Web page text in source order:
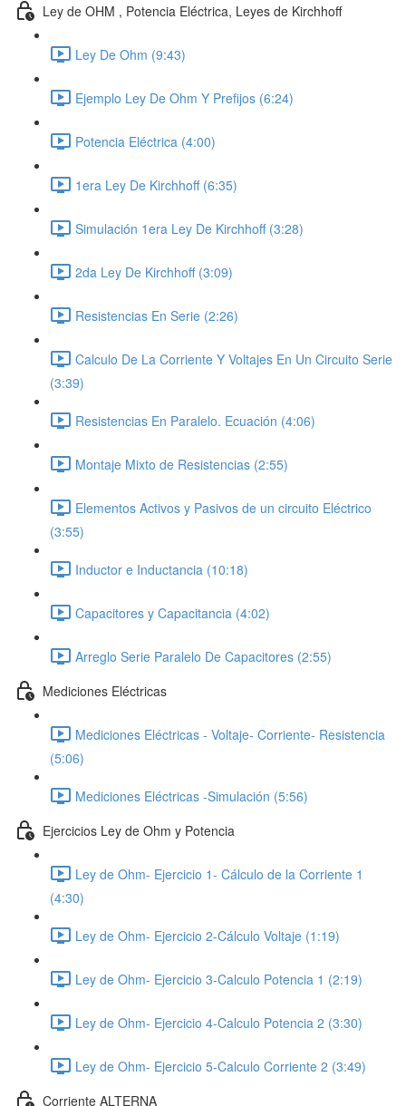
Ley de OHM , Potencia Eléctrica, Leyes de Kirchhoff
Ley De Ohm (9:43)
Ejemplo Ley De Ohm Y Prefijos (6:24)
Potencia Eléctrica (4:00)
1era Ley De Kirchhoff (6:35)
Simulación 1era Ley De Kirchhoff (3:28)
2da Ley De Kirchhoff (3:09)
Resistencias En Serie (2:26)
Calculo De La Corriente Y Voltajes En Un Circuito Serie
(3:39)
Resistencias En Paralelo. Ecuación (4:06)
Montaje Mixto de Resistencias (2:55)
Elementos Activos y Pasivos de un circuito Eléctrico
(3:55)
Inductor e Inductancia (10:18)
Capacitores y Capacitancia (4:02)
Arreglo Serie Paralelo De Capacitores (2:55)
Mediciones Eléctricas
Mediciones Eléctricas - Voltaje- Corriente- Resistencia
(5:06)
Mediciones Eléctricas -Simulación (5:56)
Ejercicios Ley de Ohm y Potencia
Ley de Ohm- Ejercicio 1- Cálculo de la Corriente 1
(4:30)
Ley de Ohm- Ejercicio 2-Cálculo Voltaje (1:19)
Ley de Ohm- Ejercicio 3-Calculo Potencia 1 (2:19)
Ley de Ohm- Ejercicio 4-Calculo Potencia 2 (3:30)
Ley de Ohm- Ejercicio 5-Calculo Corriente 2 (3:49)
Corriente ALTERNA